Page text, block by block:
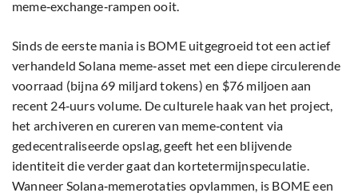
meme‑exchange‑rampen ooit.
Sinds de eerste mania is BOME uitgegroeid tot een actief
verhandeld Solana meme‑asset met een diepe circulerende
voorraad (bijna 69 miljard tokens) en $76 miljoen aan
recent 24‑uurs volume. De culturele haak van het project,
het archiveren en cureren van meme‑content via
gedecentraliseerde opslag, geeft het een blijvende
identiteit die verder gaat dan kortetermijnspeculatie.
Wanneer Solana‑memerotaties opvlammen, is BOME een